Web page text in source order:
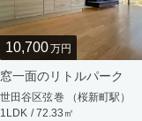
10,700万円
窓一面のリトルパーク
世田谷区弦巻 （桜新町駅）
1LDK / 72.33㎡